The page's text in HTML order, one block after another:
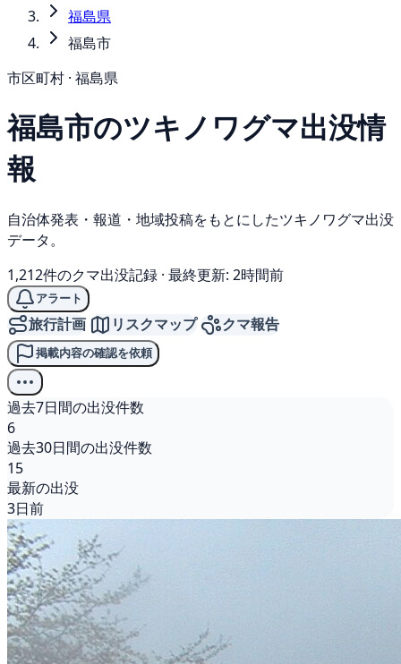
福島県
福島市
市区町村 · 福島県
福島市のツキノワグマ出没情
報
自治体発表・報道・地域投稿をもとにしたツキノワグマ出没
データ。
1,212件のクマ出没記録 · 最終更新: 2時間前
アラート
旅行計画 リスクマップ クマ報告
掲載内容の確認を依頼
過去7日間の出没件数
6
過去30日間の出没件数
15
最新の出没
3日前